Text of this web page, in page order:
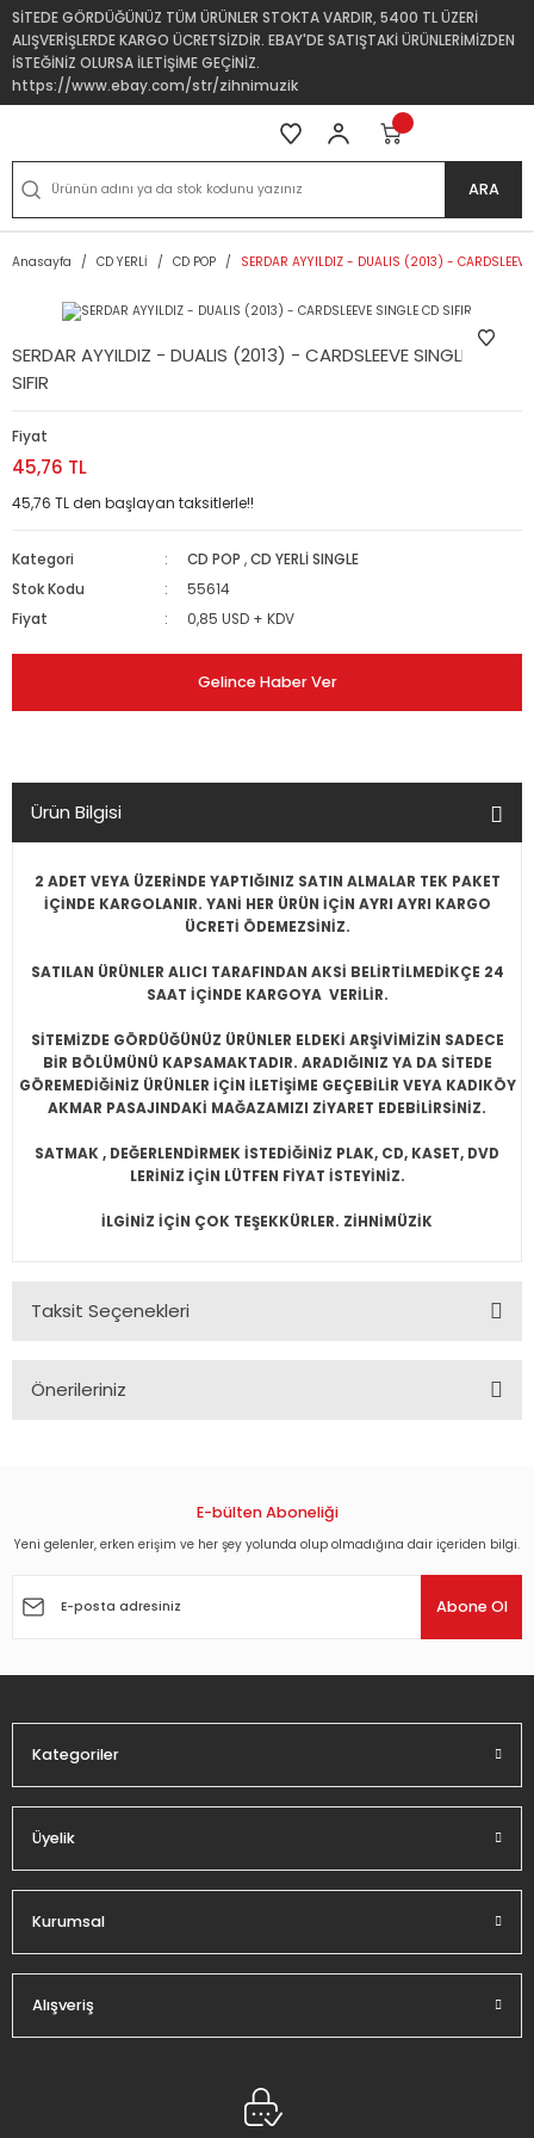
SİTEDE GÖRDÜĞÜNÜZ TÜM ÜRÜNLER STOKTA VARDIR, 5400 TL ÜZERİ
ALIŞVERİŞLERDE KARGO ÜCRETSİZDİR. EBAY'DE SATIŞTAKİ ÜRÜNLERİMİZDEN
İSTEĞİNİZ OLURSA İLETİŞİME GEÇİNİZ.
https://www.ebay.com/str/zihnimuzik
ARA
Anasayfa CD YERLİ CD POP SERDAR AYYILDIZ - DUALIS (2013) -
SERDAR AYYILDIZ - DUALIS (2013) - CARDSLEEVE SINGLE CD
SIFIR
Fiyat
45,76 TL
45,76 TL den başlayan taksitlerle!!
Kategori CD POP ,CD YERLİ SINGLE
Stok Kodu
55614
Fiyat
0,85 USD + KDV
Gelince Haber Ver
Ürün Bilgisi
2 ADET VEYA ÜZERİNDE YAPTIĞINIZ SATIN ALMALAR TEK PAKET
İÇİNDE KARGOLANIR. YANİ HER ÜRÜN İÇİN AYRI AYRI KARGO
ÜCRETİ ÖDEMEZSİNİZ.
SATILAN ÜRÜNLER ALICI TARAFINDAN AKSİ BELİRTİLMEDİKÇE 24
SAAT İÇİNDE KARGOYA VERİLİR.
SİTEMİZDE GÖRDÜĞÜNÜZ ÜRÜNLER ELDEKİ ARŞİVİMİZİN SADECE
BİR BÖLÜMÜNÜ KAPSAMAKTADIR. ARADIĞINIZ YA DA SİTEDE
GÖREMEDİĞİNİZ ÜRÜNLER İÇİN İLETİŞİME GEÇEBİLİR VEYA KADIKÖY
AKMAR PASAJINDAKİ MAĞAZAMIZI ZİYARET EDEBİLİRSİNİZ.
SATMAK , DEĞERLENDİRMEK İSTEDİĞİNİZ PLAK, CD, KASET, DVD
LERİNİZ İÇİN LÜTFEN FİYAT İSTEYİNİZ.
İLGİNİZ İÇİN ÇOK TEŞEKKÜRLER. ZİHNİMÜZİK
Taksit Seçenekleri
Önerileriniz
Görüş ve önerileriniz için teşekkür ederiz.
Ürün açıklamasında eksik bilgiler bulunuyor.
E-bülten Aboneliği
Yeni gelenler, erken erişim ve her şey yolunda olup olmadığına dair içeriden bilgi.
Abone Ol
Kategoriler
Üyelik
Kurumsal
Alışveriş